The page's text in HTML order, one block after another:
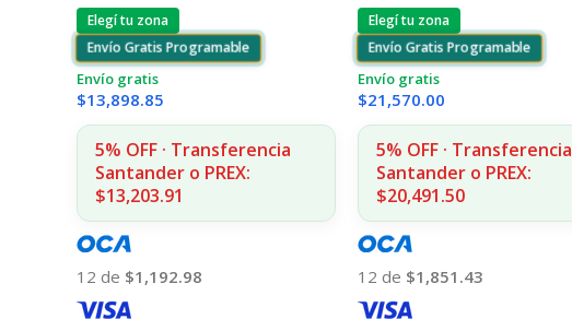
Elegí tu zona
Envío Gratis Programable
Envío gratis
$13,898.85
5% OFF · Transferencia
Santander o PREX:
$13,203.91
12 de $1,192.98
Elegí tu zona
Envío Gratis Programable
Envío gratis
$21,570.00
5% OFF · Transferencia
Santander o PREX:
$20,491.50
12 de $1,851.43